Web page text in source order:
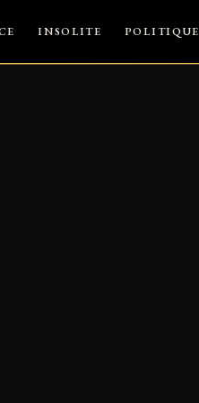
INSOLITE POLITIQUE